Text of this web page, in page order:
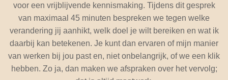
voor een vrijblijvende kennismaking. Tijdens dit gesprek
van maximaal 45 minuten bespreken we tegen welke
verandering jij aanhikt, welk doel je wilt bereiken en wat ik
daarbij kan betekenen. Je kunt dan ervaren of mijn manier
van werken bij jou past en, niet onbelangrijk, of we een klik
hebben. Zo ja, dan maken we afspraken over het vervolg;